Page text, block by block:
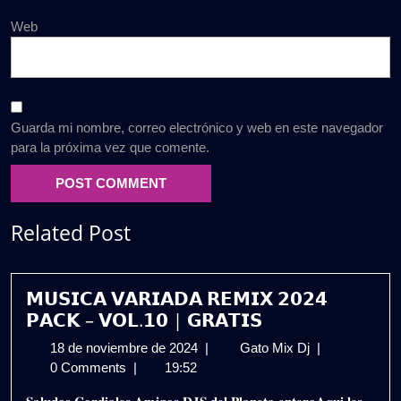
Web
Guarda mi nombre, correo electrónico y web en este navegador
para la próxima vez que comente.
Related Post
𝗠𝗨𝗦𝗜𝗖𝗔 𝗩𝗔𝗥𝗜𝗔𝗗𝗔 𝗥𝗘𝗠𝗜𝗫 𝟮𝟬𝟮𝟰
𝗣𝗔𝗖𝗞 – 𝗩𝗢𝗟.𝟭𝟬 | 𝗚𝗥𝗔𝗧𝗜𝗦
18 de noviembre de 2024 18| Gato Mix Dj 𝗠𝗨𝗦𝗜𝗖𝗔
|
0 Comments | 19:52